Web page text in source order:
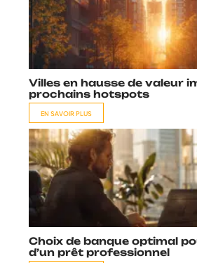
Villes en hausse de valeur
prochains hotspots
EN SAVOIR PLUS
Choix de banque optimal
d’un prêt professionnel